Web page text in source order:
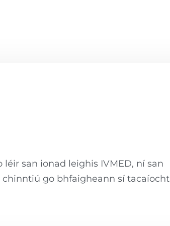
san ionad leighis IVMED, ní san
chinntiú go bhfaigheann sí tacaíocht